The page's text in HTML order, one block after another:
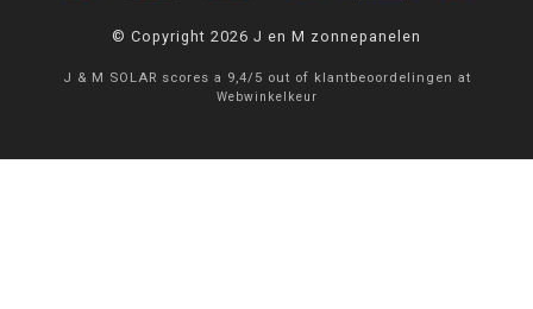
© Copyright 2026 J en M zonnepanelen
J & M SOLAR scores a 9,4/ 5 out of klantbeoordelingen at
Webwinkelkeur